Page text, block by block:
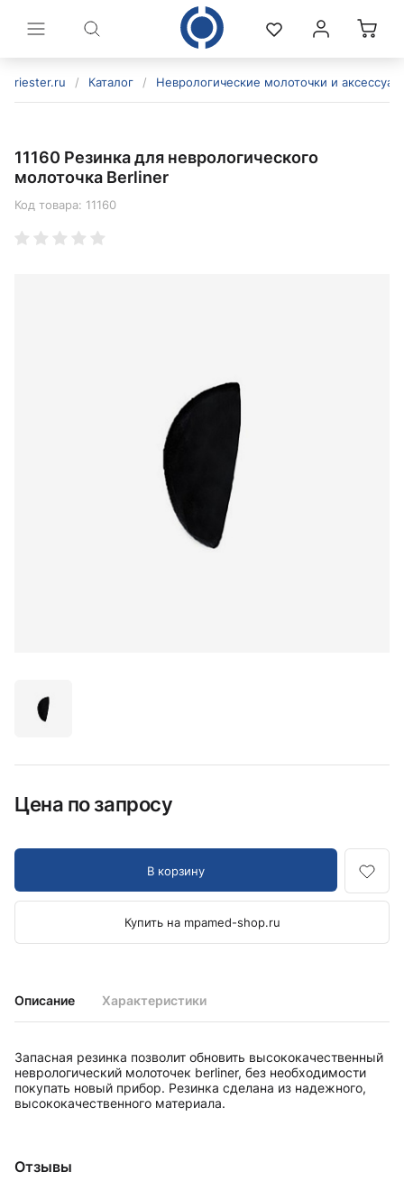
riester.ru / Каталог / Неврологические молоточки и
Описание Характеристики
Запасная резинка позволит обновить высококачественный
неврологический молоточек berliner, без необходимости
покупать новый прибор. Резинка сделана из надежного,
высококачественного материала.
Отзывы
11160 Резинка для неврологического
молоточка Berliner
Код товара: 11160
Цена по запросу
В корзину
Купить на mpamed-shop.ru